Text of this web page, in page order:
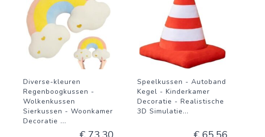
Diverse-kleuren
Regenboogkussen -
Wolkenkussen
Sierkussen - Woonkamer
Decoratie ...
Speelkussen - Autoband
Kegel - Kinderkamer
Decoratie - Realistische
3D Simulatie...